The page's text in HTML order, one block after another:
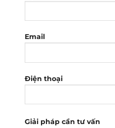
Email
Điện thoại
Giải pháp cần tư vấn